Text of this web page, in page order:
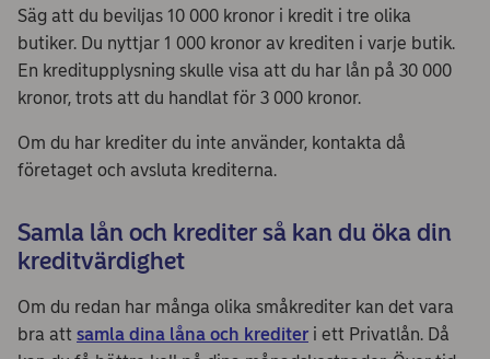
Säg att du beviljas 10 000 kronor i kredit i tre olika
butiker. Du nyttjar 1 000 kronor av krediten i varje butik.
En kreditupplysning skulle visa att du har lån på 30 000
kronor, trots att du handlat för 3 000 kronor.
Om du har krediter du inte använder, kontakta då
företaget och avsluta krediterna.
Samla lån och krediter så kan du öka din
kreditvärdighet
Om du redan har många olika småkrediter kan det vara
bra att samla dina låna och krediter i ett Privatlån. Då